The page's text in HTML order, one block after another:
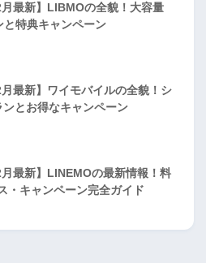
月最新】LIBMOの全貌！大容量
と特典キャンペーン
月最新】ワイモバイルの全貌！シ
ンとお得なキャンペーン
月最新】LINEMOの最新情報！料
・キャンペーン完全ガイド